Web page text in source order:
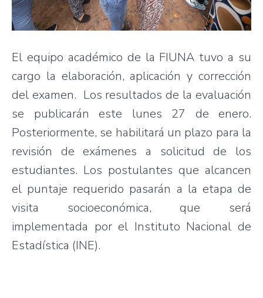
El equipo académico de la FIUNA tuvo a su
cargo la elaboración, aplicación y corrección
del examen. Los resultados de la evaluación
se publicarán este lunes 27 de enero.
Posteriormente, se habilitará un plazo para la
revisión de exámenes a solicitud de los
estudiantes. Los postulantes que alcancen
el puntaje requerido pasarán a la etapa de
visita socioeconómica, que será
implementada por el Instituto Nacional de
Estadística (INE).